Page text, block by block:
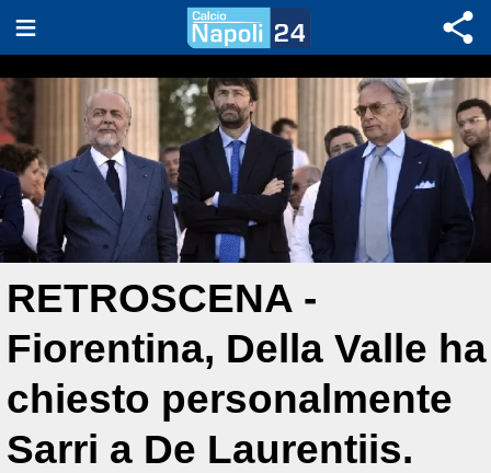
RETROSCENA -
Fiorentina, Della Valle ha
chiesto personalmente
Sarri a De Laurentiis.